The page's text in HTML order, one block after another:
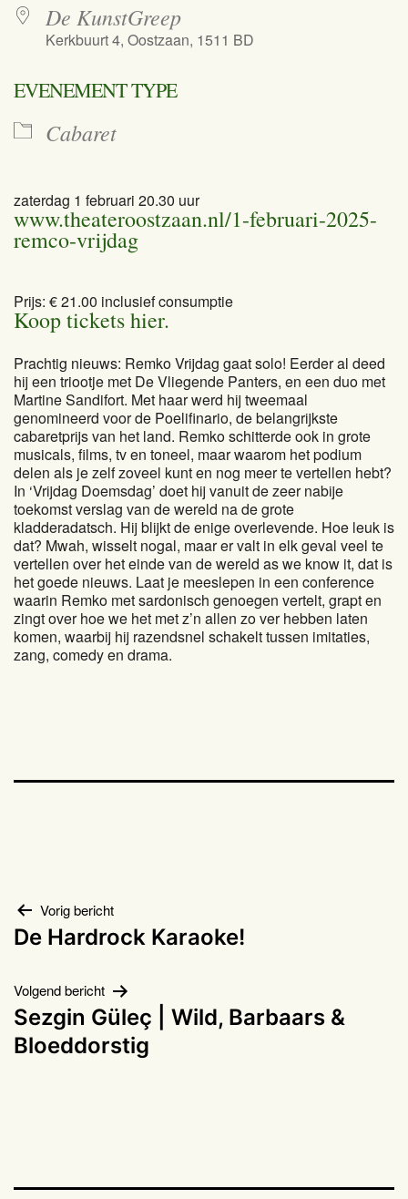
De KunstGreep
Kerkbuurt 4, Oostzaan, 1511 BD
EVENEMENT TYPE
Cabaret
zaterdag 1 februari 20.30 uur
www.theateroostzaan.nl/1-februari-2025-
remco-vrijdag
Prijs: € 21.00 inclusief consumptie
Koop tickets hier.
Prachtig nieuws: Remko Vrijdag gaat solo! Eerder al deed
hij een triootje met De Vliegende Panters, en een duo met
Martine Sandifort. Met haar werd hij tweemaal
genomineerd voor de Poelifinario, de belangrijkste
cabaretprijs van het land. Remko schitterde ook in grote
musicals, films, tv en toneel, maar waarom het podium
delen als je zelf zoveel kunt en nog meer te vertellen hebt?
In ‘Vrijdag Doemsdag’ doet hij vanuit de zeer nabije
toekomst verslag van de wereld na de grote
kladderadatsch. Hij blijkt de enige overlevende. Hoe leuk is
dat? Mwah, wisselt nogal, maar er valt in elk geval veel te
vertellen over het einde van de wereld as we know it, dat is
het goede nieuws. Laat je meeslepen in een conference
waarin Remko met sardonisch genoegen vertelt, grapt en
zingt over hoe we het met z’n allen zo ver hebben laten
komen, waarbij hij razendsnel schakelt tussen imitaties,
zang, comedy en drama.
Bericht
Vorig bericht
De Hardrock Karaoke!
Volgend bericht
Sezgin Güleç | Wild, Barbaars &
Bloeddorstig